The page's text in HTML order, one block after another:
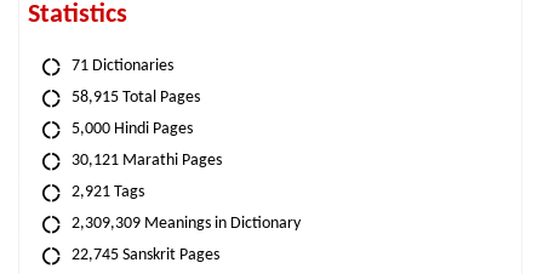
Statistics
71 Dictionaries
58,915 Total Pages
5,000 Hindi Pages
30,121 Marathi Pages
2,921 Tags
2,309,309 Meanings in Dictionary
22,745 Sanskrit Pages